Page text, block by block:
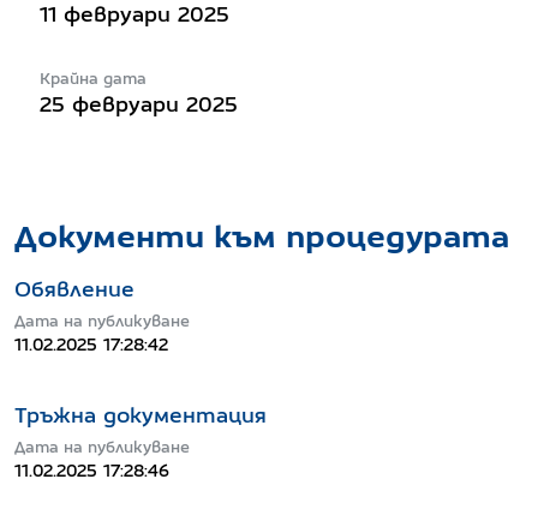
11 февруари 2025
Крайна дата
25 февруари 2025
Документи към процедурата
Обявление
Дата на публикуване
11.02.2025 17:28:42
Тръжна документация
Дата на публикуване
11.02.2025 17:28:46